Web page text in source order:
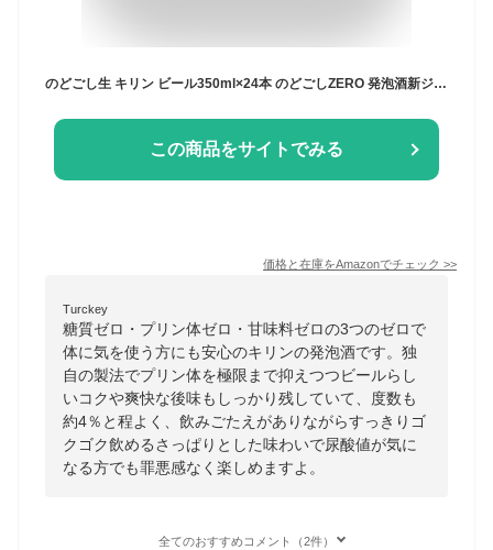
のどごし生 キリン ビール350ml×24本 のどごしZERO 発泡酒新ジャンル 糖質ゼロ プリン体ゼロ
この商品をサイトでみる
価格と在庫をAmazonでチェック >>
Turckey
糖質ゼロ・プリン体ゼロ・甘味料ゼロの3つのゼロで
体に気を使う方にも安心のキリンの発泡酒です。独
自の製法でプリン体を極限まで抑えつつビールらし
いコクや爽快な後味もしっかり残していて、度数も
約4％と程よく、飲みごたえがありながらすっきりゴ
クゴク飲めるさっぱりとした味わいで尿酸値が気に
なる方でも罪悪感なく楽しめますよ。
全てのおすすめコメント（2件）